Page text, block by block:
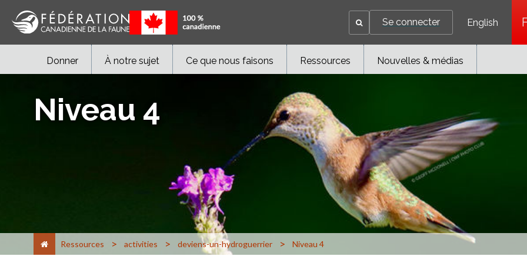
Se connecter English
Donner À notre sujet Ce que nous faisons Ressources Nouvelles & médias
Niveau 4
Ressources > activities > deviens-un-hydroguerrier > Niveau 4